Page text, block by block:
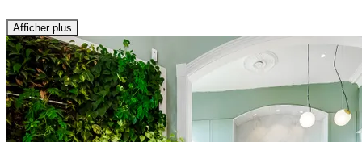
Afficher plus